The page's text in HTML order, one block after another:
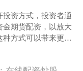
资方式，投资者通
期货配资，以放大
方式可以带来更高
高的风险。 其吸引